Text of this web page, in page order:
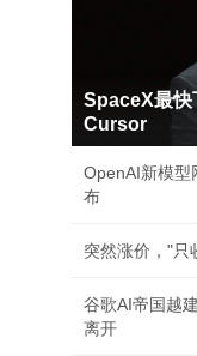
SpaceX最快
Cursor
OpenAI新模型
布
突然涨价，"只
谷歌AI帝国越
离开